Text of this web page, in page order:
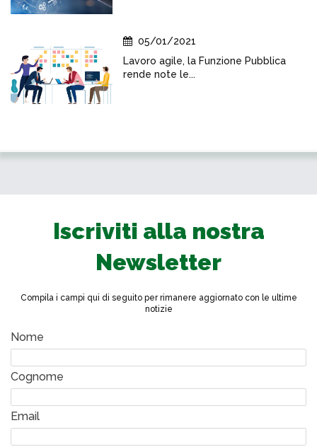
05/01/2021
Lavoro agile, la Funzione Pubblica
rende note le...
Iscriviti alla nostra
Newsletter
Compila i campi qui di seguito per rimanere aggiornato con le ultime
notizie
Nome
Cognome
Email